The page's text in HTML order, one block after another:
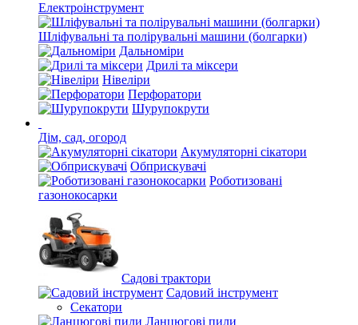
Електроінструмент
Шліфувальні та полірувальні машини (болгарки)
Дальноміри
Дрилі та міксери
Нівеліри
Перфоратори
Шурупокрути
Дім, сад, огород
Акумуляторні сікатори
Обприскувачі
Роботизовані
газонокосарки
Садові трактори
Садовий інструмент
Секатори
Ланцюгові пили